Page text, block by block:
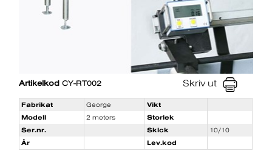
Artikelkod CY-RT002 Skriv ut
Fabrikat George
Vikt
Modell
2 meters
Storlek
Ser.nr.
Skick
10/10
År
Lev.kod